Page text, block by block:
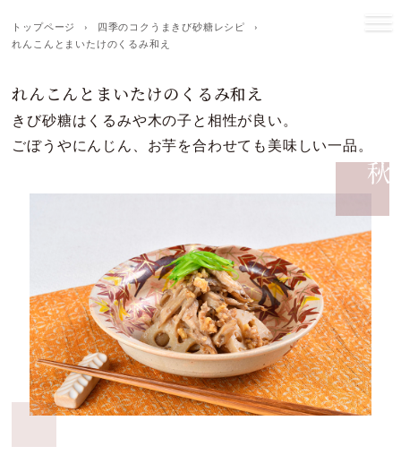
トップページ › 四季のコクうまきび砂糖レシピ
›
れんこんとまいたけのくるみ和え
れんこんとまいたけのくるみ和え
きび砂糖はくるみや木の子と相性が良い。
ごぼうやにんじん、お芋を合わせても美味しい一品。